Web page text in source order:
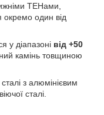
ТЕНами,
окремо один від
у діапазоні від +50
камінь товщиною
з алюмінієвим
сталі.